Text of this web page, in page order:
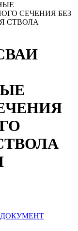
СЕЧЕНИЯ БЕЗ
СТВОЛА
ДОКУМЕНТ